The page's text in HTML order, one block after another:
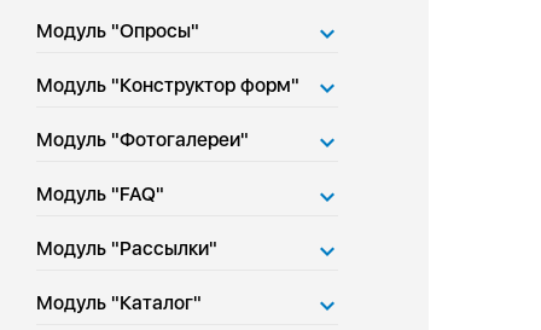
Модуль "Опросы"
Модуль "Конструктор форм"
Модуль "Фотогалереи"
Модуль "FAQ"
Модуль "Рассылки"
Модуль "Каталог"